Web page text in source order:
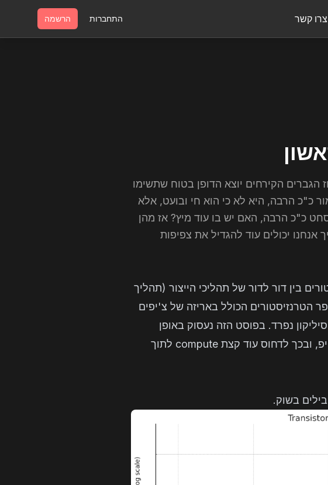
צרו קשר התחברות הרשמה
הגברים הקירחים יוצא הדופן בטוח שתשימו
כ"כ הרבה, היא לא כי הוא חי ובועט, אלא
כ"כ הרבה, האם יש בו עוד מיץ? אז מהן
יכולים עוד להגדיל את צפיפות
בין דור לדור של תהליכי הייצור (תהליך
הטרנזיסטורים הכולל באריזה של צ'יפים
נפרד. בפוסט הזה נעסוק באופן
מסורתי יותר – איך אפשר לרכז עוד קצת את הטרנזיסטורים שלנו על גבי הצ'יפ, ובכך לדחוס עוד קצת compute לתוך
בשוק.